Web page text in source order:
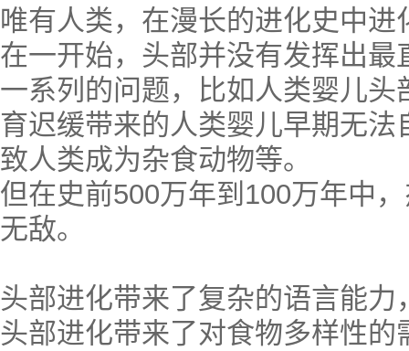
唯有人类，在漫长的进化史中
在一开始，头部并没有发挥出
一系列的问题，比如人类婴儿
育迟缓带来的人类婴儿早期无
致人类成为杂食动物等。
但在史前500万年到100万年中
无敌。
头部进化带来了复杂的语言能
头部进化带来了对食物多样性